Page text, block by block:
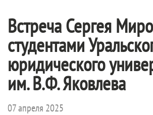
Встреча Сергея
студентами
юридического
им. В.Ф. Яковлева
07 апреля 2025